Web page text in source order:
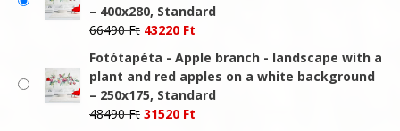
– 400x280, Standard
66490Ft Original
was:
66490 Ft.
43220 Ft
is:
43220 Ft.
Fotótapéta - Apple branch - landscape with a
plant and red apples on a white background
– 250x175, Standard
48490Ft Original
31520 Ft